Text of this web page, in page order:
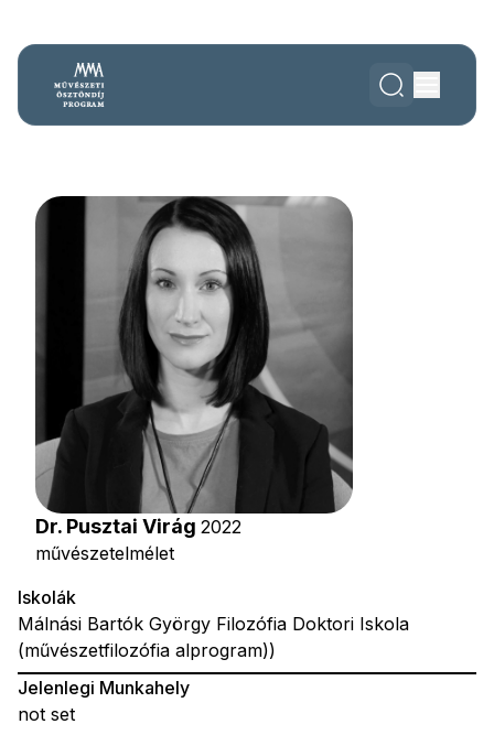
Dr. Pusztai Virág 2022
művészetelmélet
Iskolák
Málnási Bartók György Filozófia Doktori Iskola
(művészetfilozófia alprogram))
Jelenlegi Munkahely
not set